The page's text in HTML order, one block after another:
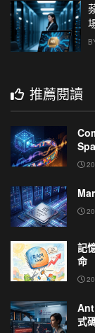
推薦閱讀
記
命
式